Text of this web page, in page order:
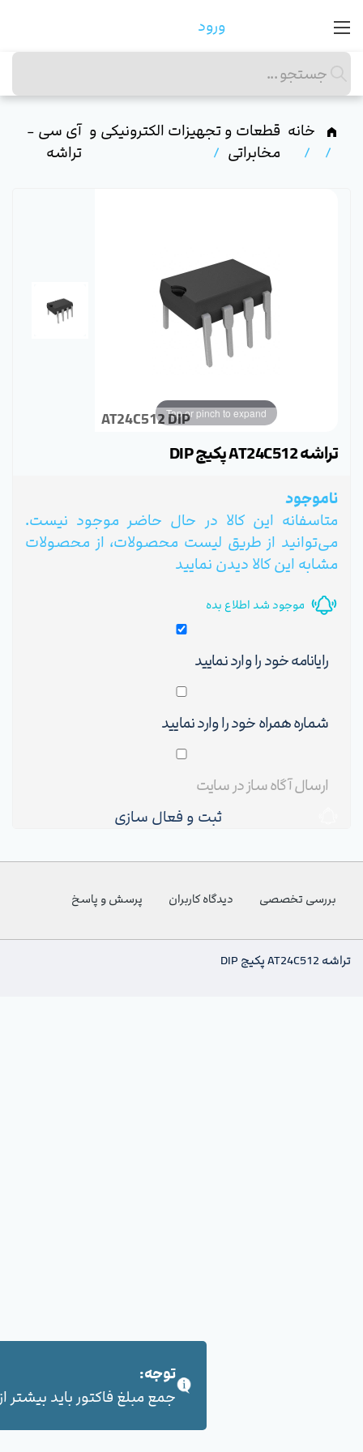
ورود
خانه قطعات و تجهیزات الکترونیکی و
مخابراتی
آی سی -
تراشه
توجه:
جمع مبلغ فاکتور باید بیشتر از 100,000 هزار تومان
AT24C512 DIPTap or pinch to expand
تراشه AT24C512 پکیج DIP
ناموجود
متاسفانه این کالا در حال حاضر موجود نیست.
می‌توانید از طریق لیست محصولات، از محصولات
مشابه این کالا دیدن نمایید
موجود شد اطلاع بده
ثبت و فعال سازی
بررسی تخصصی دیدگاه کاربران پرسش و پاسخ
تراشه AT24C512 پکیج DIP